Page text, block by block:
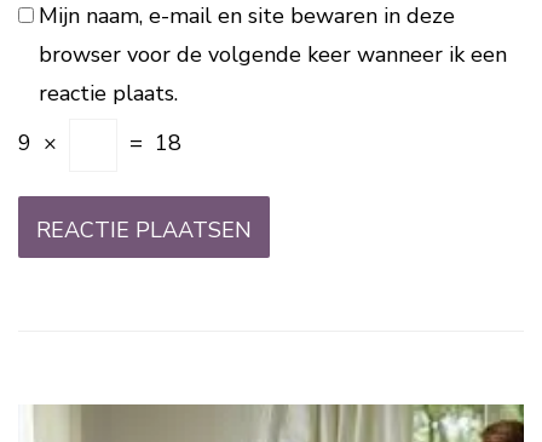
Mijn naam, e-mail en site bewaren in deze
browser voor de volgende keer wanneer ik een
reactie plaats.
9 × = 18